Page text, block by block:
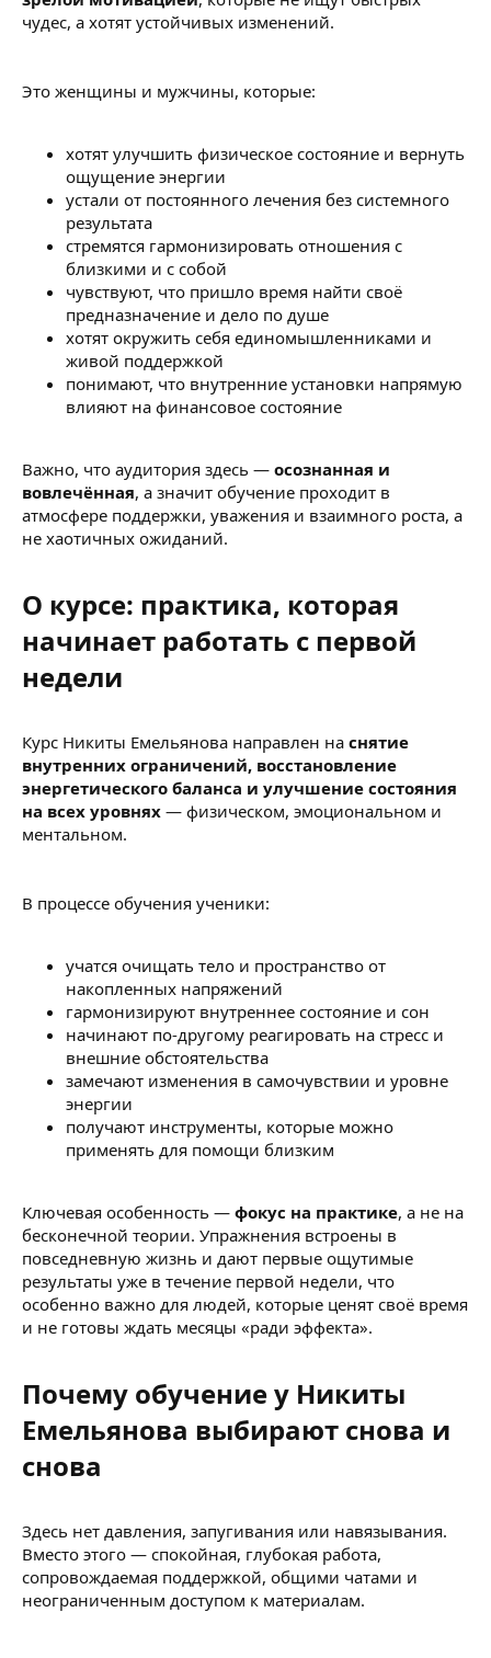
чудес, а хотят устойчивых изменений.
Это женщины и мужчины, которые:
хотят улучшить физическое состояние и вернуть
ощущение энергии
устали от постоянного лечения без системного
результата
стремятся гармонизировать отношения с
близкими и с собой
чувствуют, что пришло время найти своё
предназначение и дело по душе
хотят окружить себя единомышленниками и
живой поддержкой
понимают, что внутренние установки напрямую
влияют на финансовое состояние
Важно, что аудитория здесь — осознанная и
вовлечённая, а значит обучение проходит в
атмосфере поддержки, уважения и взаимного роста, а
не хаотичных ожиданий.
О курсе: практика, которая
начинает работать с первой
недели​
Курс Никиты Емельянова направлен на снятие
внутренних ограничений, восстановление
энергетического баланса и улучшение состояния
на всех уровнях — физическом, эмоциональном и
ментальном.
В процессе обучения ученики:
учатся очищать тело и пространство от
накопленных напряжений
гармонизируют внутреннее состояние и сон
начинают по-другому реагировать на стресс и
внешние обстоятельства
замечают изменения в самочувствии и уровне
энергии
получают инструменты, которые можно
применять для помощи близким
Ключевая особенность — фокус на практике, а не на
бесконечной теории. Упражнения встроены в
повседневную жизнь и дают первые ощутимые
результаты уже в течение первой недели, что
особенно важно для людей, которые ценят своё время
и не готовы ждать месяцы «ради эффекта».
Почему обучение у Никиты
Емельянова выбирают снова и
снова​
Здесь нет давления, запугивания или навязывания.
Вместо этого — спокойная, глубокая работа,
сопровождаемая поддержкой, общими чатами и
неограниченным доступом к материалам.